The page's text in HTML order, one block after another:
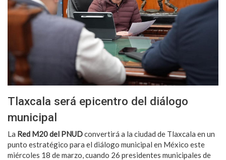
Tlaxcala será epicentro del diálogo
municipal
La Red M20 del PNUDconvertirá a la ciudad de Tlaxcala en un
punto estratégico para el diálogo municipal en México este
miércoles 18 de marzo, cuando 26 presidentes municipales de